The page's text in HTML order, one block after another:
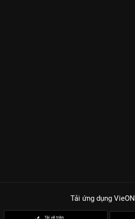
Tải ứng dụng VieON